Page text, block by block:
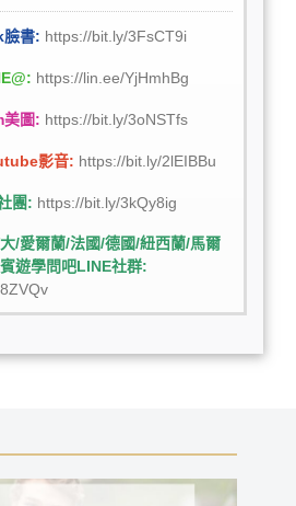
書: https://bit.ly/3FsCT9i
https://lin.ee/YjHmhBg
圖: https://bit.ly/3oNSTfs
影音: https://bit.ly/2lEIBBu
團: https://bit.ly/3kQy8ig
/愛爾蘭/法國/德國/紐西蘭/馬爾
遊學問吧LINE社群: